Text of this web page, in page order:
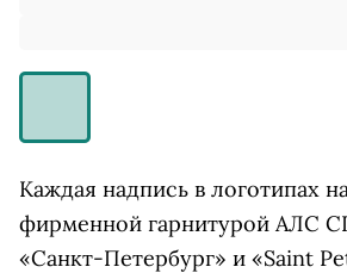
Каждая надпись в логотипах
фирменной гарнитурой АЛС
«Санкт-Петербург» и «Saint